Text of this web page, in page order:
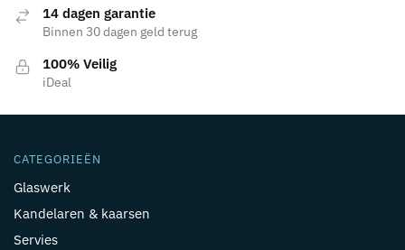
14 dagen garantie
Binnen 30 dagen geld terug
100% Veilig
iDeal
CATEGORIEËN
Glaswerk
Kandelaren & kaarsen
Servies